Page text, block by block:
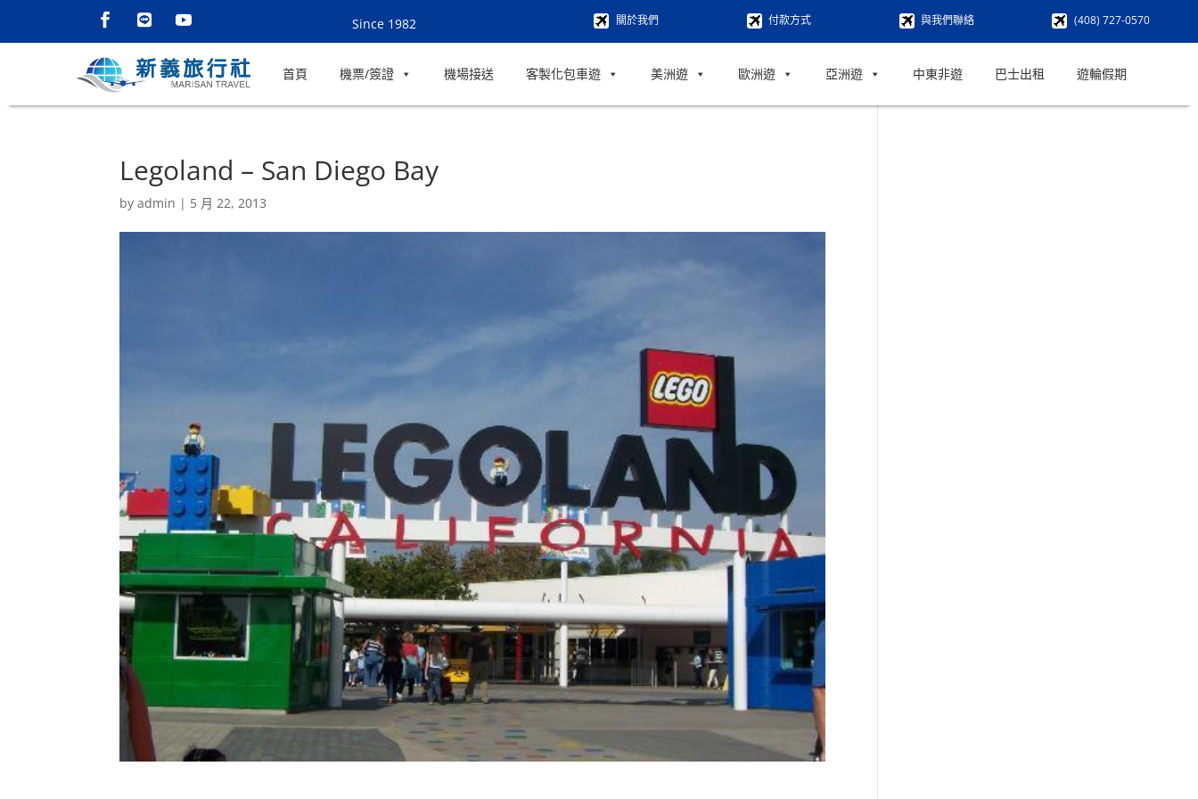
關於我們 付款方式 與我們聯絡 (408) 727-0570
Since 1982
首頁 機票/簽證 機場接送 客製化包車遊 美洲遊 歐洲遊 亞洲遊 中東非遊 巴士出租 遊輪假期
Legoland – San Diego Bay
byadmin | 5 月 22, 2013